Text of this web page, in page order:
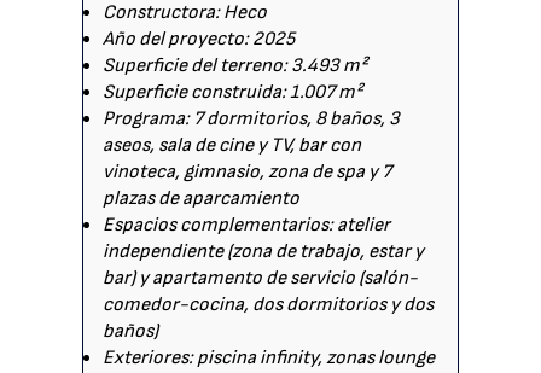
Constructora: Heco
Año del proyecto: 2025
Superficie del terreno: 3.493 m²
Superficie construida: 1.007 m²
Programa: 7 dormitorios, 8 baños, 3
aseos, sala de cine y TV, bar con
vinoteca, gimnasio, zona de spa y 7
plazas de aparcamiento
Espacios complementarios: atelier
independiente (zona de trabajo, estar y
bar) y apartamento de servicio (salón-
comedor-cocina, dos dormitorios y dos
baños)
Exteriores: piscina infinity, zonas lounge